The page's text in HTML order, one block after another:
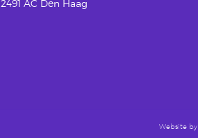
2491 AC Den Haag
Website by